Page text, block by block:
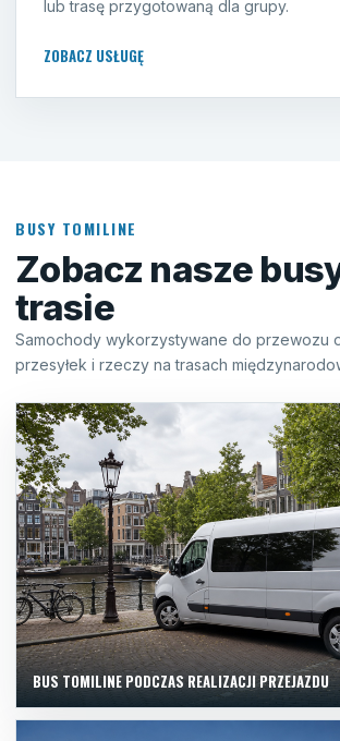
lub trasę przygotowaną dla grupy.
ZOBACZ USŁUGĘ
BUSY TOMILINE
Zobacz nasze
trasie
Samochody wykorzystywane do przewozu
przesyłek i rzeczy na trasach
BUS TOMILINE PODCZAS REALIZACJI PRZEJAZDU